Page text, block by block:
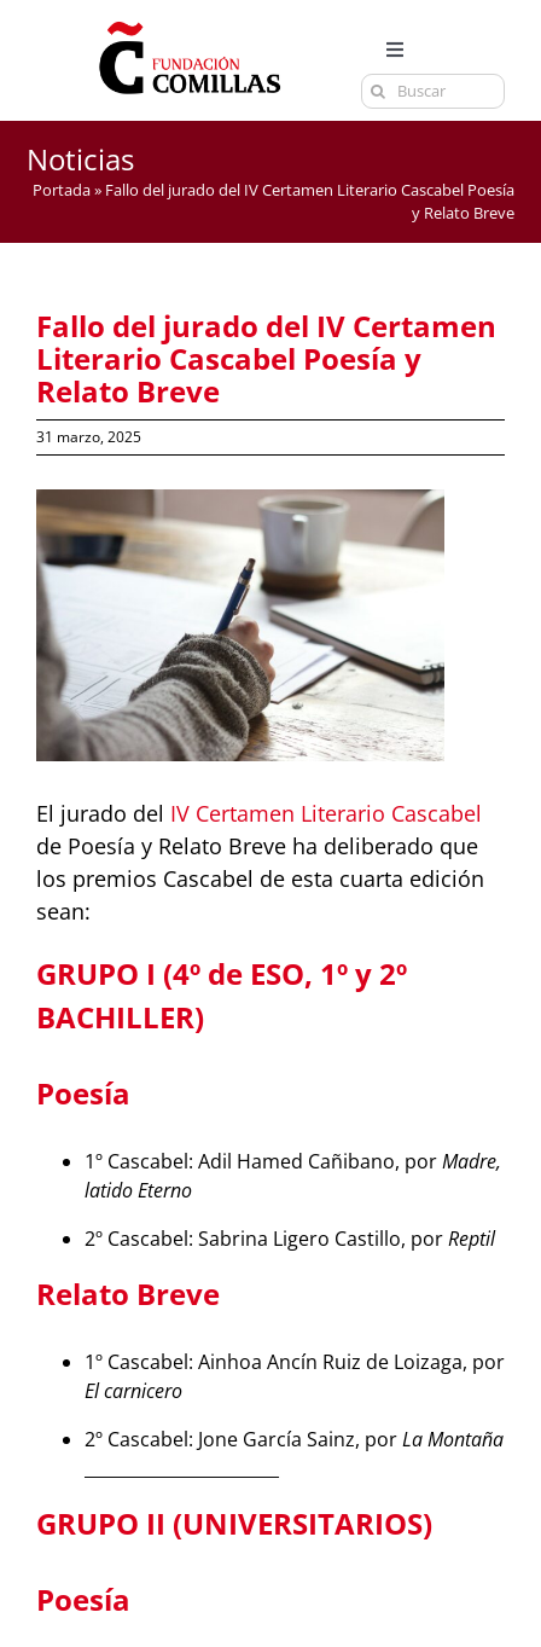
Toggle
Navigation
LA FUNDACIÓN
ESTUDIOS
EL CENTRO
CURSOS Y EXÁMENES
CONTACTA
Buscar:
Noticias
Portada» Fallo del jurado del IV Certamen Literario Cascabel Poesía
y Relato Breve
Fallo del jurado del IV Certamen
Literario Cascabel Poesía y
Relato Breve
31 marzo, 2025
Ver
imagen
más
grande
El jurado del IV Certamen Literario Cascabel
de Poesía y Relato Breve ha deliberado que
los premios Cascabel de esta cuarta edición
sean:
GRUPO I (4º de ESO, 1º y 2º
BACHILLER)
Poesía
1º Cascabel: Adil Hamed Cañibano, porMadre,
latido Eterno
2º Cascabel: Sabrina Ligero Castillo, porReptil
Relato Breve
1º Cascabel: Ainhoa Ancín Ruiz de Loizaga, por
El carnicero
2º Cascabel: Jone García Sainz, porLa Montaña
GRUPO II (UNIVERSITARIOS)
Poesía